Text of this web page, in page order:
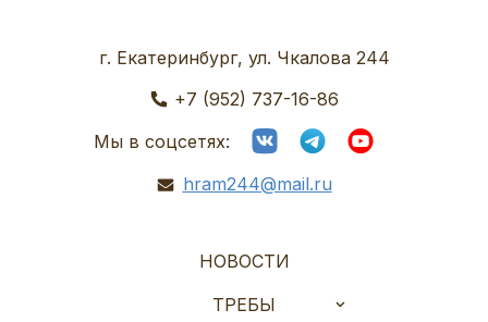
г. Екатеринбург, ул. Чкалова 244
+7 (952) 737-16-86
Мы в соцсетях:
hram244@mail.ru
НОВОСТИ
ТРЕБЫ